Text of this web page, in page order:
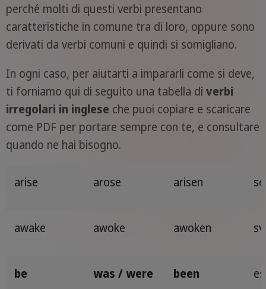
perché molti di questi verbi presentano
caratteristiche in comune tra di loro, oppure sono
derivati da verbi comuni e quindi si somigliano.
In ogni caso, per aiutarti a impararli come si deve,
ti forniamo qui di seguito una tabella di verbi
irregolari in inglese che puoi copiare e scaricare
come PDF per portare sempre con te, e consultare
quando ne hai bisogno.
arise arose arisen
awake awoke awoken
be was / were been